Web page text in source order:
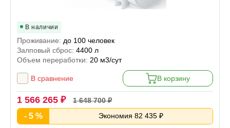
В наличии
Проживание: до 100 человек
Залповый сброс: 4400 л
Объем переработки: 20 м3/сут
В сравнение В корзину
1 566 265 ₽ 1 648 700 ₽
- 5 % Экономия 82 435 ₽